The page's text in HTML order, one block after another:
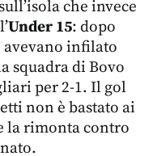
che invece
Under 15: dopo
avevano infilato
squadra di Bovo
per 2-1. Il gol
non è bastato ai
la rimonta contro